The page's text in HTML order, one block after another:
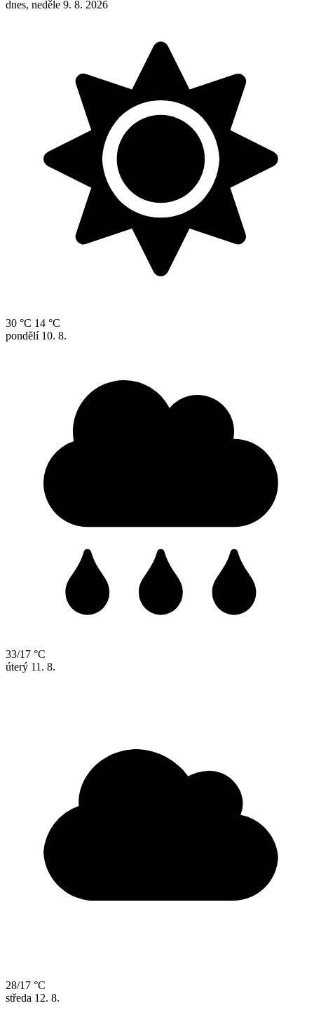
dnes, neděle 9. 8. 2026
30 °C 14 °C
pondělí 10. 8.
33/17 °C
úterý 11. 8.
28/17 °C
středa 12. 8.